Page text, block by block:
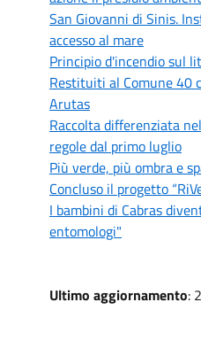
San Giovanni di Sinis.
accesso al mare
Principio d'incendio sul
Restituiti al Comune 40
Arutas
Raccolta differenziata
regole dal primo luglio
Più verde, più ombra e
Concluso il progetto
I bambini di Cabras
entomologi"
Ultimo aggiornamento: